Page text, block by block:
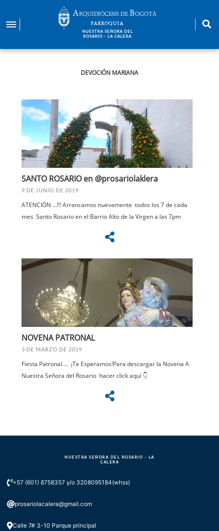
contenido
PARROQUIA
NUESTRA SEÑORA DEL
ROSARIO - LA CALERA
DEVOCIÓN MARIANA
SANTO ROSARIO en @prosariolaklera
9 DE JUNIO DE 2019
ATENCIÓN ...!!! Arrancamos nuevamente todos los 7 de cada
mes Santo Rosario en el Barrio Alto de la Virgen a las 7pm
NOVENA PATRONAL
3 DE MARZO DE 2019
Fiesta Patronal.... ¡Te Esperamos!Para descargar la Novena A
Nuestra Señora del Rosario hacer click aquí 👇
NUESTRA SEÑORA DEL ROSARIO - LA
CALERA
+57 (601) 8758357 y/o 3208095184(whss)
prosariolacalera@gmail.com
Calle 7# 3-10 Parque principal